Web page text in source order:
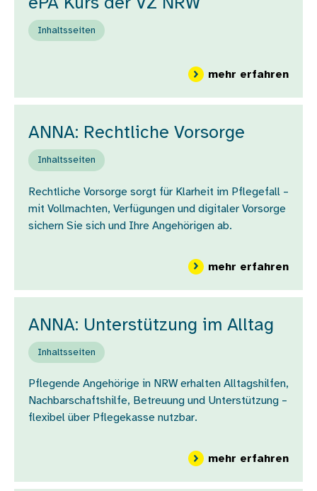
Inhaltsseiten
mehr erfahrenüber
ANNA: Rechtliche Vorsorge
Inhaltsseiten
Rechtliche Vorsorge sorgt für Klarheit im Pflegefall –
mit Vollmachten, Verfügungen und digitaler Vorsorge
sichern Sie sich und Ihre Angehörigen ab.
mehr erfahrenüber
ANNA: Unterstützung im Alltag
Inhaltsseiten
Pflegende Angehörige in NRW erhalten Alltagshilfen,
Nachbarschaftshilfe, Betreuung und Unterstützung –
flexibel über Pflegekasse nutzbar.
mehr erfahrenüber